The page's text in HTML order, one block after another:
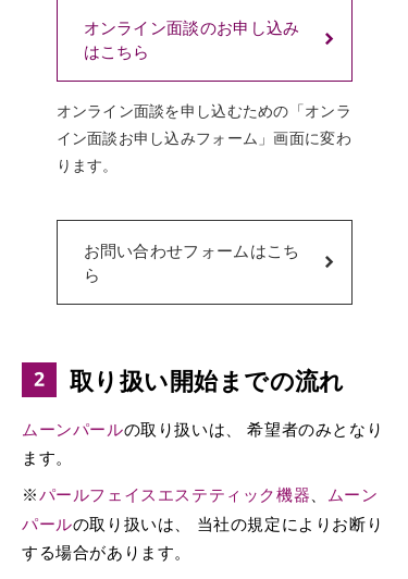
オンライン面談のお申し込み
はこちら
オンライン面談を申し込むための「オンラ
イン面談お申し込みフォーム」画面に変わ
ります。
お問い合わせフォームはこち
ら
取り扱い開始までの流れ
ムーンパールの取り扱いは、 希望者のみとなり
ます。
※パールフェイスエステティック機器、 ムーン
パールの取り扱いは、 当社の規定によりお断り
する場合があります。